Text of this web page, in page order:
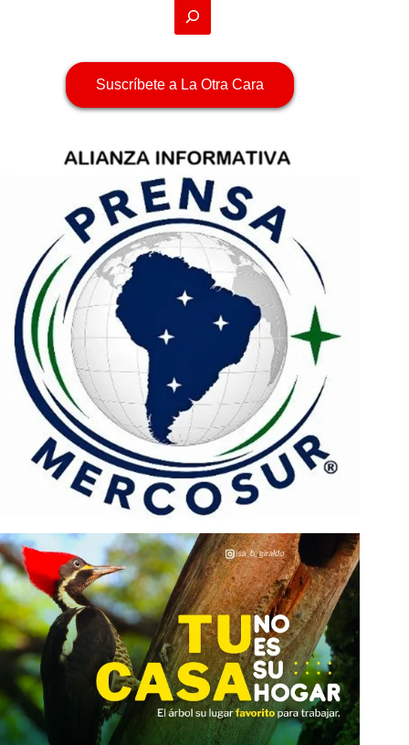
Suscríbete a La Otra Cara